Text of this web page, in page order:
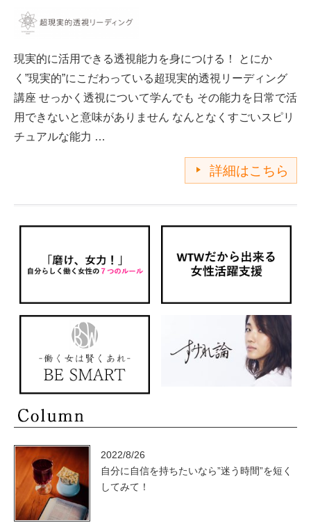
現実的に活用できる透視能力を身につける！ とにか
く”現実的”にこだわっている超現実的透視リーディング
講座 せっかく透視について学んでも その能力を日常で活
用できないと意味がありません なんとなくすごいスピリ
チュアルな能力 …
詳細はこちら
2022/8/26
自分に自信を持ちたいなら”迷う時間”を短く
してみて！